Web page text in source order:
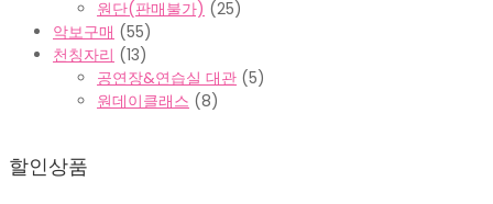
원단(판매불가) (25)
악보구매 (55)
천칭자리 (13)
공연장&연습실 대관 (5)
원데이클래스 (8)
할인상품